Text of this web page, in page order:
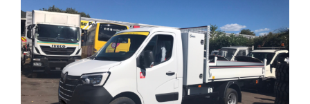
Le Groupe
Recrutement
agrandie